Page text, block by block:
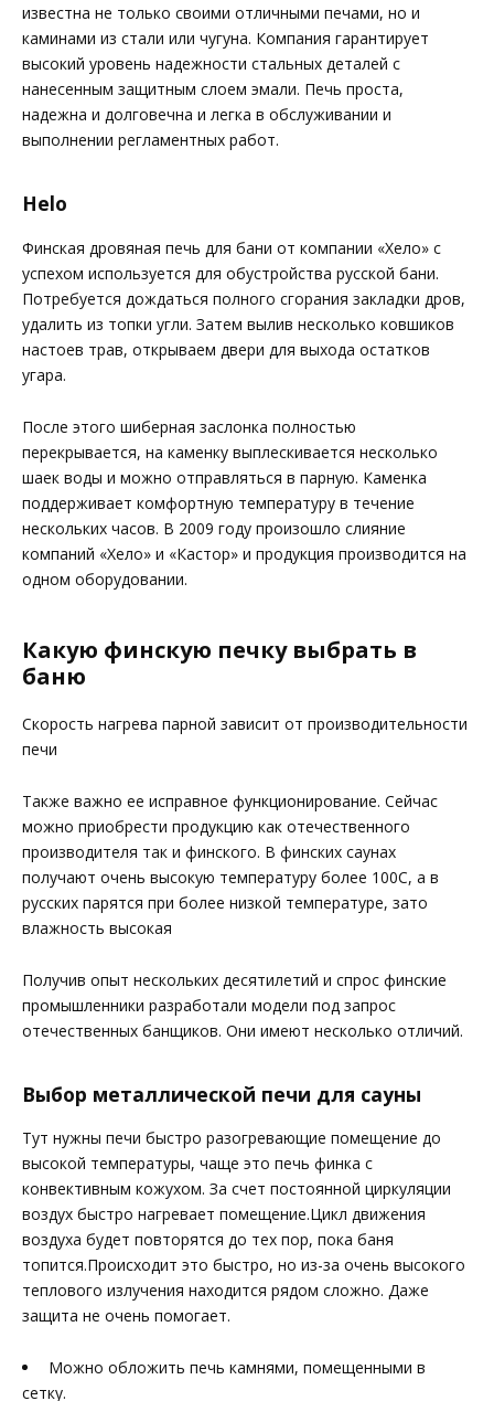
известна не только своими отличными печами, но и
каминами из стали или чугуна. Компания гарантирует
высокий уровень надежности стальных деталей с
нанесенным защитным слоем эмали. Печь проста,
надежна и долговечна и легка в обслуживании и
выполнении регламентных работ.
Helo
Финская дровяная печь для бани от компании «Хело» с
успехом используется для обустройства русской бани.
Потребуется дождаться полного сгорания закладки дров,
удалить из топки угли. Затем вылив несколько ковшиков
настоев трав, открываем двери для выхода остатков
угара.
После этого шиберная заслонка полностью
перекрывается, на каменку выплескивается несколько
шаек воды и можно отправляться в парную. Каменка
поддерживает комфортную температуру в течение
нескольких часов. В 2009 году произошло слияние
компаний «Хело» и «Кастор» и продукция производится на
одном оборудовании.
Какую финскую печку выбрать в
баню
Скорость нагрева парной зависит от производительности
печи
Также важно ее исправное функционирование. Сейчас
можно приобрести продукцию как отечественного
производителя так и финского. В финских саунах
получают очень высокую температуру более 100С, а в
русских парятся при более низкой температуре, зато
влажность высокая
Получив опыт нескольких десятилетий и спрос финские
промышленники разработали модели под запрос
отечественных банщиков. Они имеют несколько отличий.
Выбор металлической печи для сауны
Тут нужны печи быстро разогревающие помещение до
высокой температуры, чаще это печь финка с
конвективным кожухом. За счет постоянной циркуляции
воздух быстро нагревает помещение.Цикл движения
воздуха будет повторятся до тех пор, пока баня
топится.Происходит это быстро, но из-за очень высокого
теплового излучения находится рядом сложно. Даже
защита не очень помогает.
Можно обложить печь камнями, помещенными в
сетку.